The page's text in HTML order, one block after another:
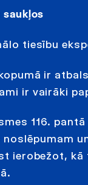
saukļos
tiesību
ir
ir vairāki
116.
ierobežot,